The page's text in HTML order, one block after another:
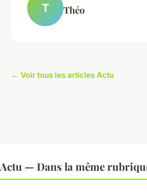
T Théo
← Voir tous les articles Actu
Actu — Dans la même